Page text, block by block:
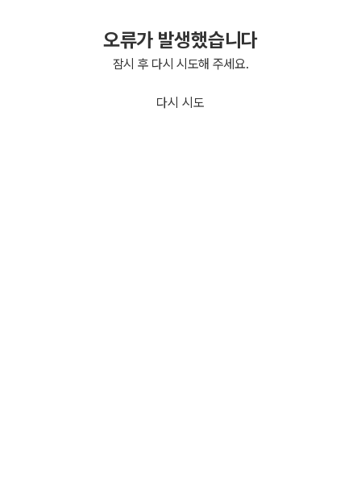
오류가 발생했습니다
잠시 후 다시 시도해 주세요.
다시 시도